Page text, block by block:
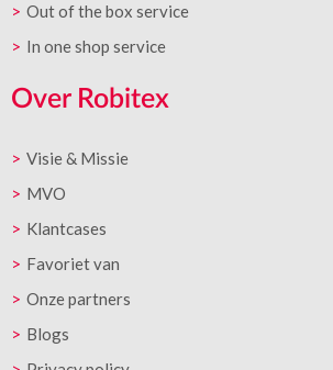
Out of the box service
In one shop service
Over Robitex
Visie & Missie
MVO
Klantcases
Favoriet van
Onze partners
Blogs